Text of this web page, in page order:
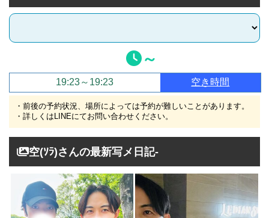
～
19:23～19:23 空き時間
・前後の予約状況、場所によっては予約が難しいことがあります。
・詳しくはLINEにてお問い合わせください。
空(ｿﾗ)さんの最新写メ日記-